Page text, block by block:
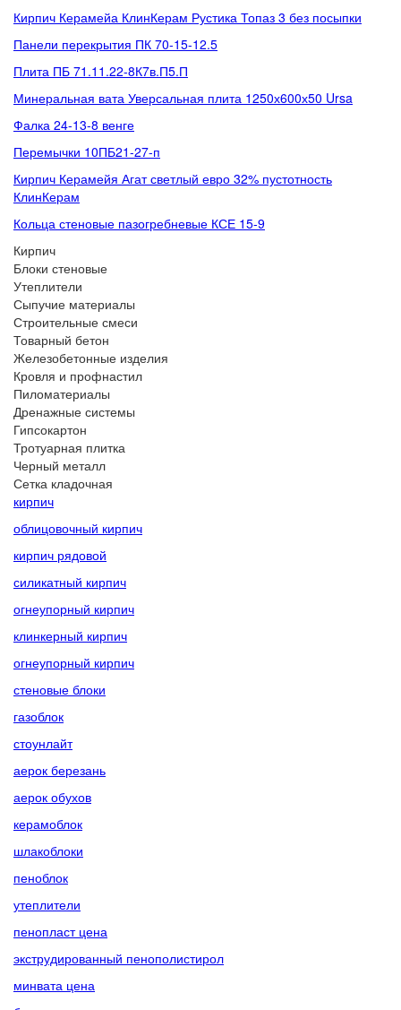
Кирпич Керамейа КлинКерам Рустика Топаз 3 без посыпки
Панели перекрытия ПК 70-15-12.5
Плита ПБ 71.11.22-8К7в.П5.П
Минеральная вата Уверсальная плита 1250х600х50 Ursa
Фалка 24-13-8 венге
Перемычки 10ПБ21-27-п
Кирпич Керамейя Агат светлый евро 32% пустотность
КлинКерам
Кольца стеновые пазогребневые КСЕ 15-9
Кирпич
Блоки стеновые
Утеплители
Сыпучие материалы
Строительные смеси
Товарный бетон
Железобетонные изделия
Кровля и профнастил
Пиломатериалы
Дренажные системы
Гипсокартон
Тротуарная плитка
Черный металл
Сетка кладочная
кирпич
облицовочный кирпич
кирпич рядовой
силикатный кирпич
огнеупорный кирпич
клинкерный кирпич
огнеупорный кирпич
стеновые блоки
газоблок
стоунлайт
аерок березань
аерок обухов
керамоблок
шлакоблоки
пеноблок
утеплители
пенопласт цена
экструдированный пенополистирол
минвата цена